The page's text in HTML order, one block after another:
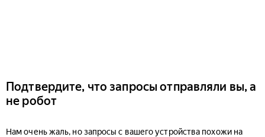
Подтвердите, что запросы отправляли вы, а
не робот
Нам очень жаль, но запросы с вашего устройства похожи на